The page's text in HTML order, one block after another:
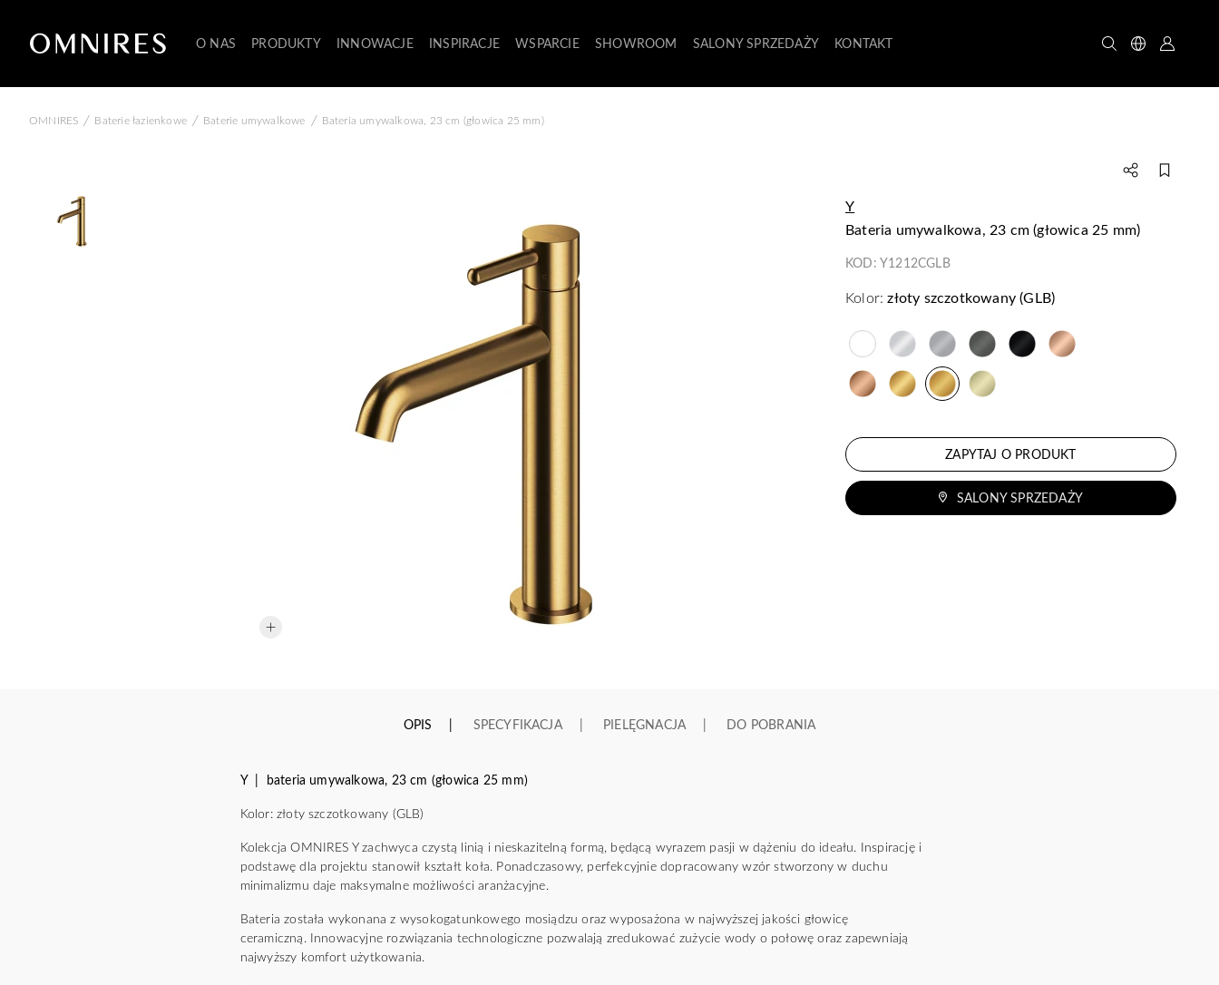
O NAS PRODUKTY INNOWACJE INSPIRACJE WSPARCIE SHOWROOM SALONY SPRZEDAŻY KONTAKT
OMNIRES / Baterie łazienkowe / Baterie umywalkowe / Bateria umywalkowa, 23 cm (głowica 25 mm)
Y
bateria umywalkowa, 23 cm (głowica 25 mm)
KOD: Y1212CGLB
Kolor: złoty szczotkowany (GLB)
ZAPYTAJ O PRODUKT
SALONY SPRZEDAŻY
OPIS SPECYFIKACJA PIELĘGNACJA DO POBRANIA
Y | bateria umywalkowa, 23 cm (głowica 25 mm)
Kolor: złoty szczotkowany (GLB)
Kolekcja OMNIRES Y zachwyca czystą linią i nieskazitelną formą, będącą wyrazem pasji w dążeniu do ideału. Inspirację i
podstawę dla projektu stanowił kształt koła. Ponadczasowy, perfekcyjnie dopracowany wzór stworzony w duchu
minimalizmu daje maksymalne możliwości aranżacyjne.
Bateria została wykonana z wysokogatunkowego mosiądzu oraz wyposażona w najwyższej jakości głowicę
ceramiczną. Innowacyjne rozwiązania technologiczne pozwalają zredukować zużycie wody o połowę oraz zapewniają
najwyższy komfort użytkowania.